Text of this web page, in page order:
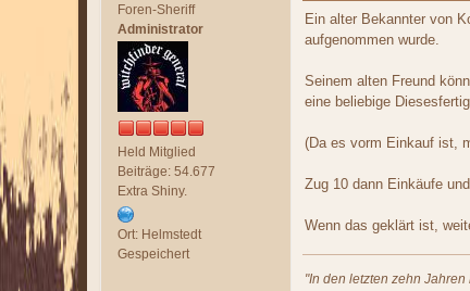
Foren-Sheriff
Administrator
Held Mitglied
Beiträge: 54.677
Extra Shiny.
Ort: Helmstedt
Gespeichert
Ein alter Bekannter von
aufgenommen wurde.
Seinem alten Freund
eine beliebige
(Da es vorm Einkauf ist,
Zug 10 dann Einkäufe
Wenn das geklärt ist,
"In den letzten zehn